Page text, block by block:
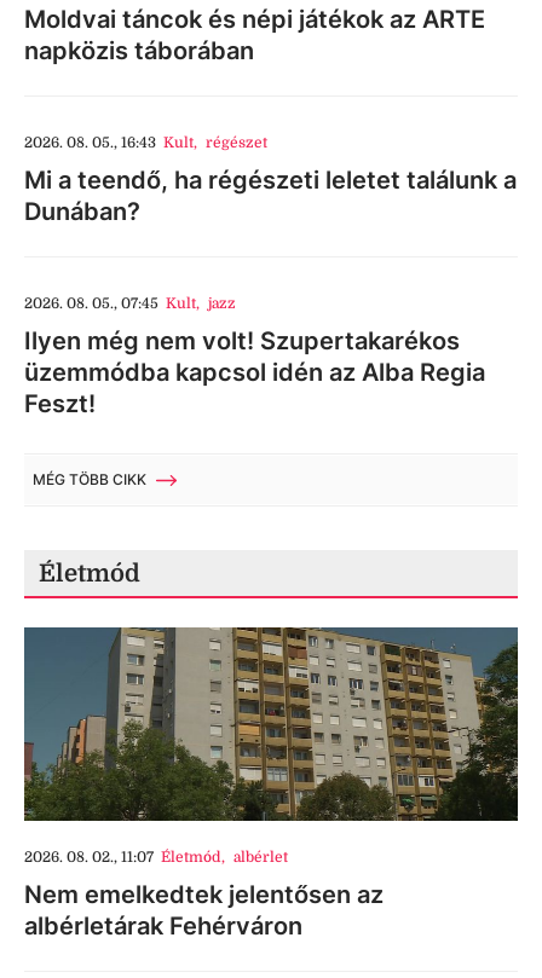
Moldvai táncok és népi játékok az ARTE
napközis táborában
2026. 08. 05., 16:43 Kult, régészet
Mi a teendő, ha régészeti leletet találunk a
Dunában?
2026. 08. 05., 07:45 Kult, jazz
Ilyen még nem volt! Szupertakarékos
üzemmódba kapcsol idén az Alba Regia
Feszt!
MÉG TÖBB CIKK
Életmód
2026. 08. 02., 11:07 Életmód, albérlet
Nem emelkedtek jelentősen az
albérletárak Fehérváron